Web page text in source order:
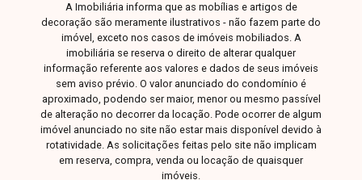
A Imobiliária informa que as mobílias e artigos de
decoração são meramente ilustrativos - não fazem parte do
imóvel, exceto nos casos de imóveis mobiliados. A
imobiliária se reserva o direito de alterar qualquer
informação referente aos valores e dados de seus imóveis
sem aviso prévio. O valor anunciado do condomínio é
aproximado, podendo ser maior, menor ou mesmo passível
de alteração no decorrer da locação. Pode ocorrer de algum
imóvel anunciado no site não estar mais disponível devido à
rotatividade. As solicitações feitas pelo site não implicam
em reserva, compra, venda ou locação de quaisquer
imóveis.